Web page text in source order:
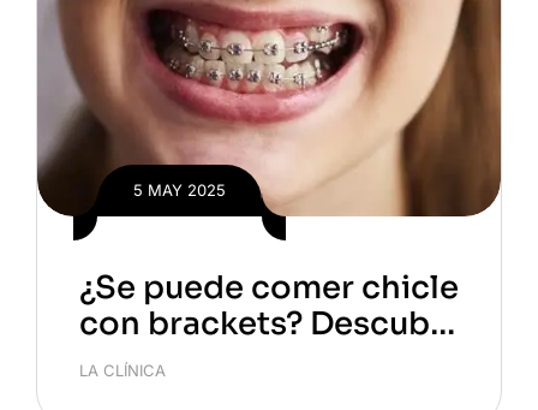
5 MAY 2025
¿Se puede comer chicle
con brackets? Descubr
e lo que debes saber
LA CLÍNICA